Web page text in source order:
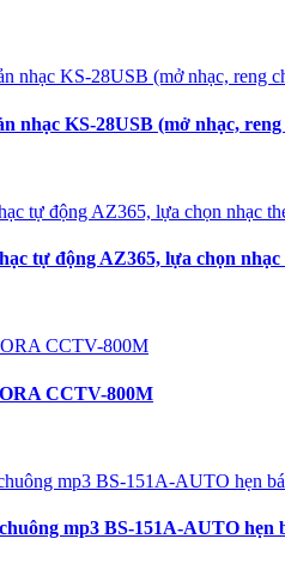
nhạc KS-28USB (mở nhạc,
tự động AZ365, lựa chọn nhạc
CCTV-800M
mp3 BS-151A-AUTO